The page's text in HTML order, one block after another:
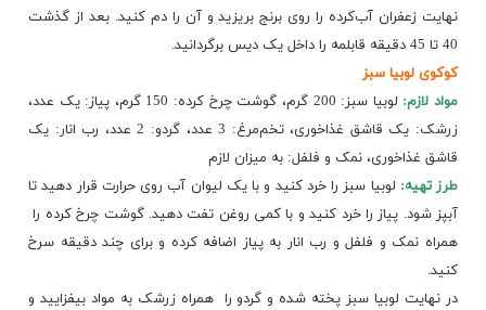
نهایت زعفران آب‌کرده را روی برنج بریزید و آن را دم کنید. بعد از گذشت
40 تا 45 دقیقه قابلمه را داخل یک دیس برگردانید​.
کوکوی لوبیا سبز
مواد لازم:
لوبیا سبز: 200 گرم، گوشت چرخ کرده: 150 گرم، پیاز: یک عدد،
زرشک: یک قاشق غذاخوری، تخم‌مرغ: 3 عدد، گردو: 2 عدد، رب انار: یک
قاشق غذاخوری، نمک و فلفل: به میزان لازم
طرز تهیه: لوبیا سبز را خرد کنید و با یک لیوان آب روی حرارت قرار دهید تا
آبپز شود. پیاز را خرد کنید و با کمی روغن تفت دهید. گوشت چرخ کرده را ​
همراه نمک و فلفل و رب انار به پیاز اضافه کرده و برای چند دقیقه سرخ
کنید.
در نهایت لوبیا سبز پخته شده و گردو را ​ همراه زرشک به مواد بیفزایید​ ​و